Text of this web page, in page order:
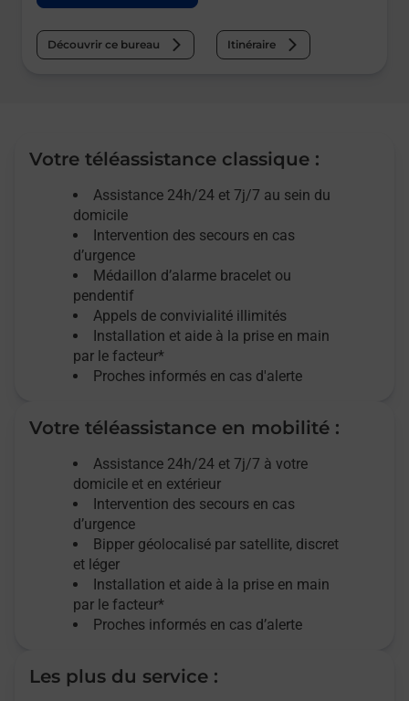
Découvrir ce bureau Itinéraire
Votre téléassistance classique :
Assistance 24h/24 et 7j/7 au sein du
domicile
Intervention des secours en cas
d’urgence
Médaillon d’alarme bracelet ou
pendentif
Appels de convivialité illimités
Installation et aide à la prise en main
par le facteur*
Proches informés en cas d'alerte
Votre téléassistance en mobilité :
Assistance 24h/24 et 7j/7 à votre
domicile et en extérieur
Intervention des secours en cas
d’urgence
Bipper géolocalisé par satellite, discret
et léger
Installation et aide à la prise en main
par le facteur*
Proches informés en cas d’alerte
Les plus du service :